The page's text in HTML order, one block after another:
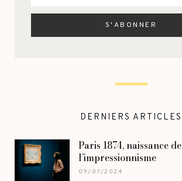
DERNIERS ARTICLES
Paris 1874, naissance de
l’impressionnisme
09/07/2024